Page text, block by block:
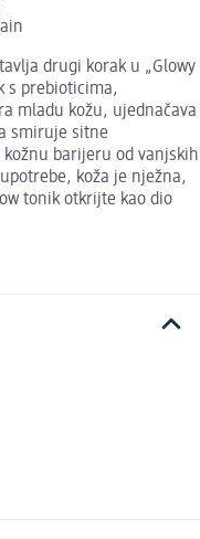
drugi korak u „Glowy
s prebioticima,
mladu kožu, ujednačava
smiruje sitne
barijeru od vanjskih
koža je nježna,
tonik otkrijte kao dio